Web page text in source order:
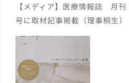
【メディア】医療情報誌 月
号に取材記事掲載（理事桐生）